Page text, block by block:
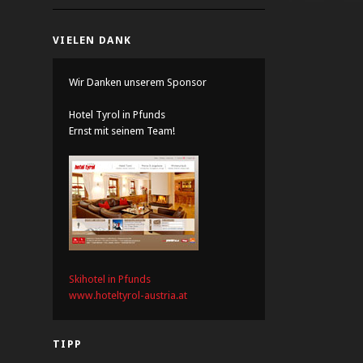
VIELEN DANK
Wir Danken unserem Sponsor
Hotel Tyrol in Pfunds
Ernst mit seinem Team!
Skihotel in Pfunds
www.hoteltyrol-austria.at
TIPP